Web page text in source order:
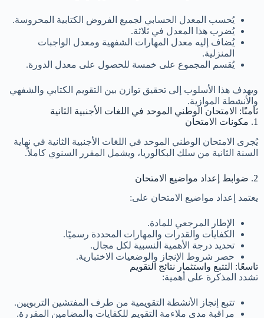
يُحسب المعدل الحسابي لجميع الفروض الكتابية المحروسة.
يُضرب هذا المعدل في ثلاثة.
يُضاف إليه معدل المهارات الشفهية ومعدل الواجبات
المنزلية.
يُقسم المجموع على خمسة للحصول على معدل الدورة.
ويهدف هذا الأسلوب إلى تحقيق توازن بين التقويم الكتابي والشفهي
والأنشطة الموازية.
ثامنًا: الامتحان الوطني الموحد في اللغات الأجنبية الثانية
1. مكونات الامتحان
يُجرى الامتحان الوطني الموحد في اللغات الأجنبية الثانية في نهاية
السنة الثانية من سلك البكالوريا، ويشمل المقرر السنوي كاملاً.
2. ضوابط إعداد مواضيع الامتحان
يعتمد إعداد مواضيع الامتحان على:
الإطار المرجعي للمادة.
الكفايات والقدرات والمهارات المحددة رسميًا.
تحديد درجة الأهمية النسبية لكل مجال.
حصر شروط الإنجاز والوضعيات الاختبارية.
تاسعًا: التتبع واستثمار نتائج التقويم
تشدد المذكرة على أهمية:
تتبع إنجاز الأنشطة التقويمية من طرف المفتشين التربويين.
مراقبة مدى ملاءمة التقويم للكفايات والمضامين المقررة.